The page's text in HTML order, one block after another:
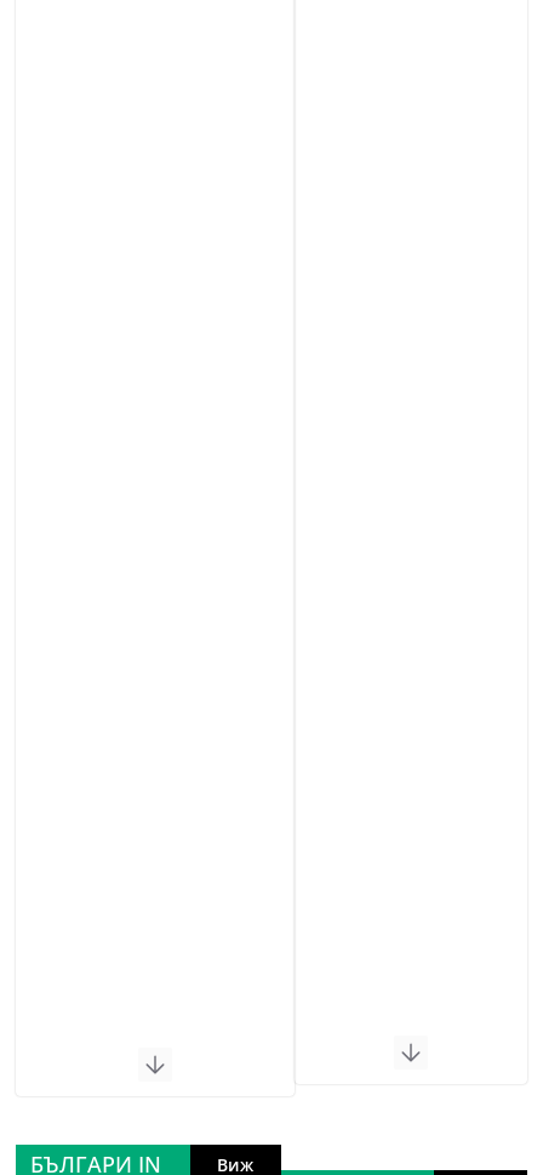
БЪЛГАРИ IN
Виж